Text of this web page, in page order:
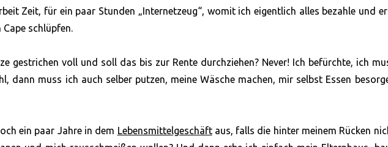
Zeit, für ein paar Stunden „Internetzeug“, womit ich eigentlich alles bezahle und
schlüpfen.
gestrichen voll und soll das bis zur Rente durchziehen? Never! Ich befürchte, ich
dann muss ich auch selber putzen, meine Wäsche machen, mir selbst Essen
ein paar Jahre in dem Lebensmittelgeschäftaus, falls die hinter meinem Rücken